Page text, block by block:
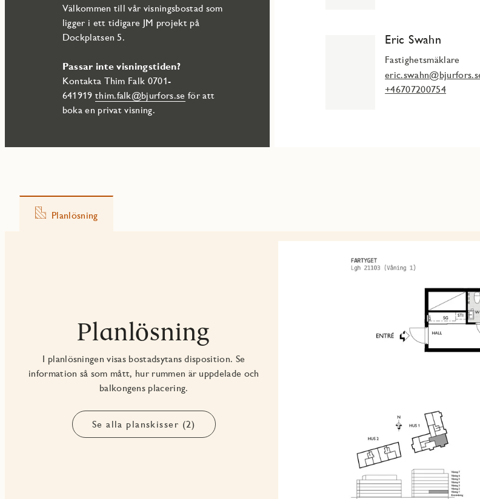
Välkommen till vår visningsbostad som
ligger i ett tidigare JM projekt på
Dockplatsen 5.
Passar inte visningstiden?
Kontakta Thim Falk 0701-
641919 thim.falk@bjurfors.se för att
boka en privat visning.
Eric Swahn
Fastighetsmäklare
+46707200754
Planlösning
Planlösning
I planlösningen visas bostadsytans disposition. Se
information så som mått, hur rummen är uppdelade och
balkongens placering.
Se alla planskisser (2)